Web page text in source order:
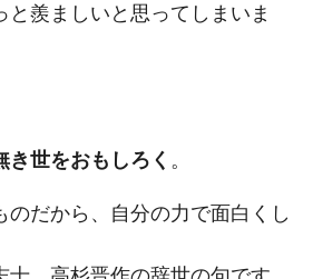
と羨ましいと思ってしまいま
き世をおもしろく 。
のだから、自分の力で面白くし